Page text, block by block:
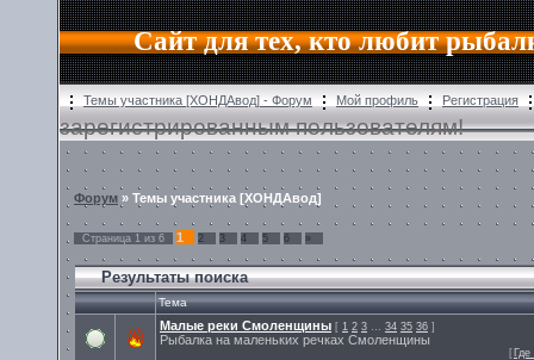
Сайт для тех, кто любит
Темы участника [ХОНДАвод] - Форум Мой профиль Регистрация
зарегистрированным пользователям!
Форум » Темы участника [ХОНДАвод]
Страница 1 из 6 1 2 3 4 5 6 »
Результаты поиска
Тема
Малые реки Смоленщины [ 1 2 3 … 34 35 36 ]
Рыбалка на маленьких речках Смоленщины
[